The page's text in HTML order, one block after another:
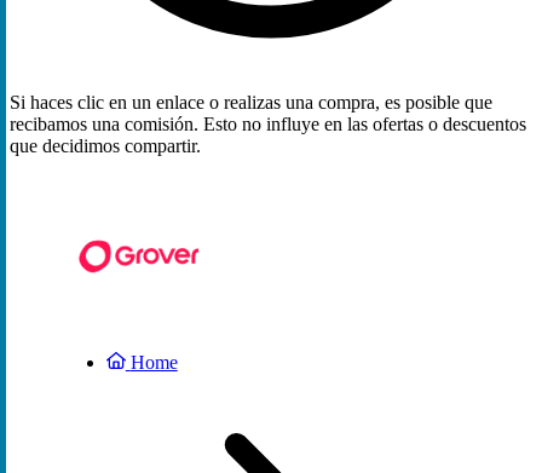
Si haces clic en un enlace o realizas una compra, es posible que
recibamos una comisión. Esto no influye en las ofertas o descuentos
que decidimos compartir.
Home